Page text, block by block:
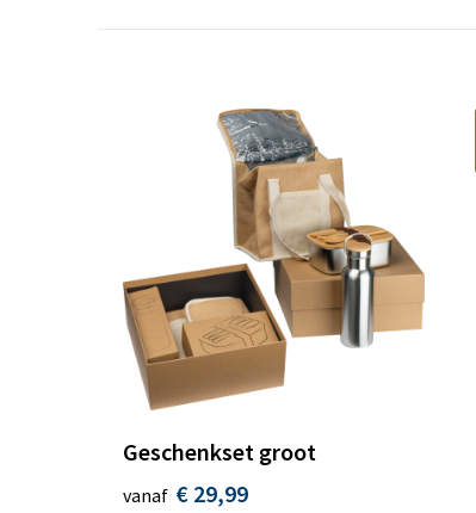
Geschenkset groot
vanaf € 29,99